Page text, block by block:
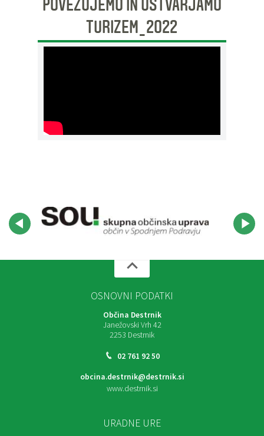
POVEZUJEMO IN USTVARJAMO
TURIZEM_2022
OSNOVNI PODATKI
Občina Destrnik
Janežovski Vrh 42
2253 Destrnik
02 761 92 50
obcina.destrnik@destrnik.si
www.destrnik.si
URADNE URE